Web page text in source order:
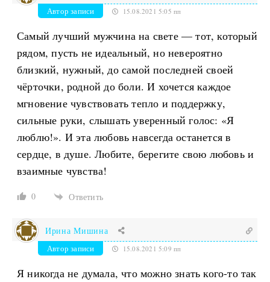
Автор записи 15.08.2021 5:05 пп
Самый лучший мужчина на свете — тот, который
рядом, пусть не идеальный, но невероятно
близкий, нужный, до самой последней своей
чёрточки, родной до боли. И хочется каждое
мгновение чувствовать тепло и поддержку,
сильные руки, слышать уверенный голос: «Я
люблю!». И эта любовь навсегда останется в
сердце, в душе. Любите, берегите свою любовь и
взаимные чувства!
0 Ответить
Ирина Мишина
Автор записи 15.08.2021 5:09 пп
Я никогда не думала, что можно знать кого-то так